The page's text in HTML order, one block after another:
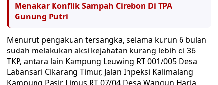
Menakar Konflik Sampah Cirebon Di TPA
Gunung Putri
Menurut pengakuan tersangka, selama kurun 6 bulan
sudah melakukan aksi kejahatan kurang lebih di 36
TKP, antara lain Kampung Leuwing RT 001/005 Desa
Labansari Cikarang Timur, Jalan Inpeksi Kalimalang
Kampung Pasir Limus RT 07/04 Desa Wangun Harja